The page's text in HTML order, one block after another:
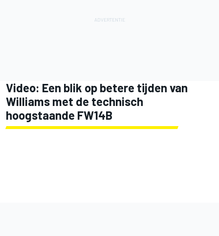
Video: Een blik op betere tijden van
Williams met de technisch
hoogstaande FW14B